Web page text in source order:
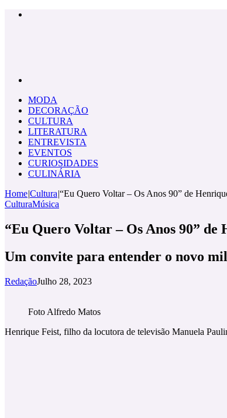
MODA
DECORAÇÃO
CULTURA
LITERATURA
ENTREVISTA
EVENTOS
CURIOSIDADES
CULINÁRIA
Home|Cultura|“Eu Quero Voltar – Os Anos 90” de
CulturaMúsica
“Eu Quero Voltar – Os Anos 90” de
Um convite para entender o novo
RedaçãoJulho 28, 2023
Foto Alfredo Matos
Henrique Feist, filho da locutora de televisão Manuela